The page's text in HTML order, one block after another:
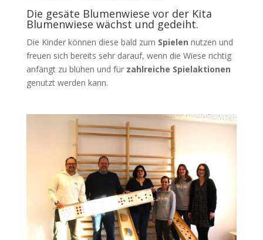
Die gesäte Blumenwiese vor der Kita
Blumenwiese wächst und gedeiht.
Die Kinder können diese bald zum Spielen nutzen und
freuen sich bereits sehr darauf, wenn die Wiese richtig
anfängt zu blühen und für zahlreiche Spielaktionen
genutzt werden kann.